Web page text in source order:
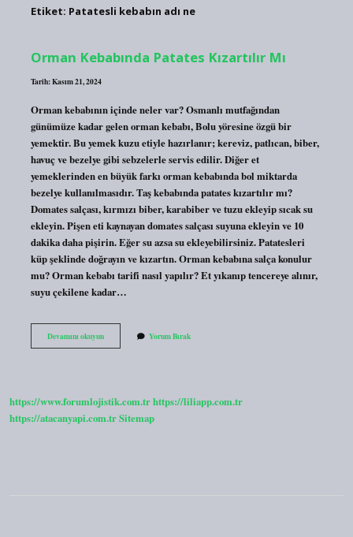
Etiket: Patatesli kebabın adı ne
Orman Kebabında Patates Kızartılır Mı
Tarih: Kasım 21, 2024
Orman kebabının içinde neler var? Osmanlı mutfağından
günümüze kadar gelen orman kebabı, Bolu yöresine özgü bir
yemektir. Bu yemek kuzu etiyle hazırlanır; kereviz, patlıcan, biber,
havuç ve bezelye gibi sebzelerle servis edilir. Diğer et
yemeklerinden en büyük farkı orman kebabında bol miktarda
bezelye kullanılmasıdır. Taş kebabında patates kızartılır mı?
Domates salçası, kırmızı biber, karabiber ve tuzu ekleyip sıcak su
ekleyin. Pişen eti kaynayan domates salçası suyuna ekleyin ve 10
dakika daha pişirin. Eğer su azsa su ekleyebilirsiniz. Patatesleri
küp şeklinde doğrayın ve kızartın. Orman kebabına salça konulur
mu? Orman kebabı tarifi nasıl yapılır? Et yıkanıp tencereye alınır,
suyu çekilene kadar…
Devamını okuyunOrman
Kebabında
Yorum Bırak
https://www.forumlojistik.com.trhttps://liliapp.com.tr
https://atacanyapi.com.trSitemap